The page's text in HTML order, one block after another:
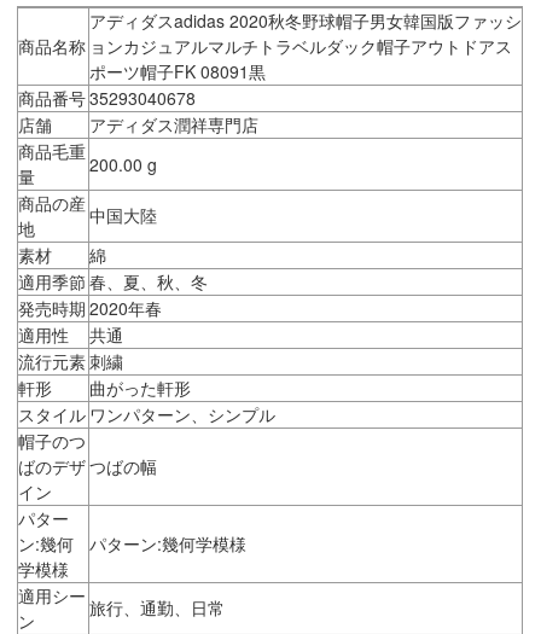
商品名称
アディダスadidas 2020秋冬野球帽子男女韓国版ファッシ
ョンカジュアルマルチトラベルダック帽子アウトドアス
ポーツ帽子FK 08091黒
商品番号35293040678
店舗
アディダス潤祥専門店
商品毛重
量
200.00 g
商品の産
地
中国大陸
素材
綿
適用季節 春、夏、秋、冬
発売時期 2020年春
適用性
共通
流行元素刺繍
軒形
曲がった軒形
スタイル ワンパターン、シンプル
帽子のつ
ばのデザ
イン
つばの幅
パター
ン:幾何
学模様
パターン:幾何学模様
適用シー
ン
旅行、通勤、日常